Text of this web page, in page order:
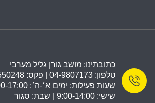
כתובתינו: מושב גורן גליל מערבי
טלפון: 04-9807173 | פקס: 04-8550248
שעות פעילות: ימים א׳-ה׳: 9:00-17:00
שישי: 9:00-14:00 | שבת: סגור